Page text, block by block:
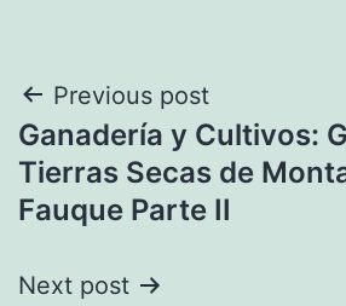
Navegación
de
entradas
Previous post
Ganadería y Cultivos:
Tierras Secas de
Fauque Parte II
Next post